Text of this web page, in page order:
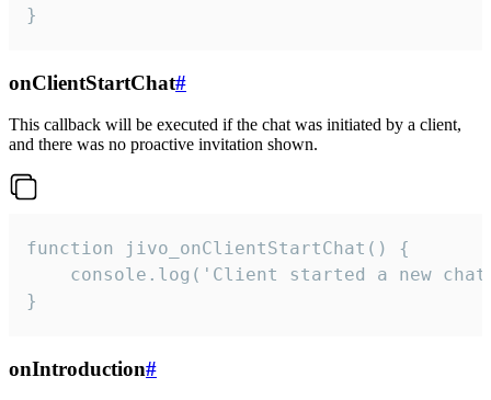
}
onClientStartChat#
This callback will be executed if the chat was initiated by a client,
and there was no proactive invitation shown.
function jivo_onClientStartChat() {
console.log('Client started a new
}
onIntroduction#